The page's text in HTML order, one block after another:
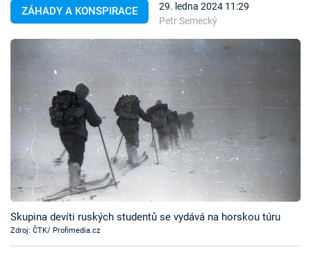
Témata
Témata
Pořady
TV Program
Časopis
Sledujte prima+
ZÁHADY A KONSPIRACE
29. ledna 2024 11:29
Petr Semecký
Skupina devíti ruských studentů se vydává na horskou túru
Zdroj: ČTK/ Profimedia.cz